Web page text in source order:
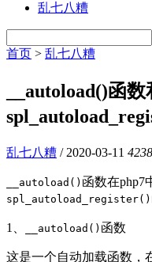
乱七八糟
首页 > 乱七八糟
__autoload()函数
乱七八糟 / 2020-03-11 4238
__autoload() 函数在php7
spl_autoload_register()
1、 __autoload() 函数
这是一个自动加载函数，